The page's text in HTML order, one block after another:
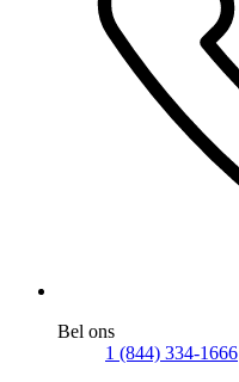
Bel ons
1 (844) 334-1666